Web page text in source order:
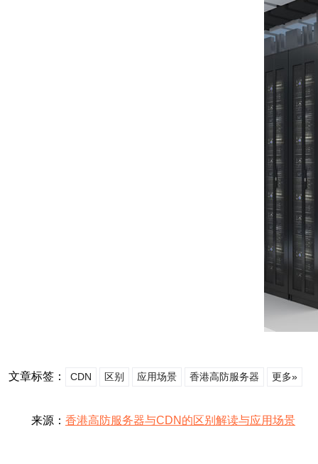
文章标签： CDN 区别 应用场景 香港高防服务器 更多»
来源： 香港高防服务器与CDN的区别解读与应用场景